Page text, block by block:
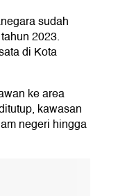
sudah
2023.
di Kota
ke area
kawasan
negeri hingga